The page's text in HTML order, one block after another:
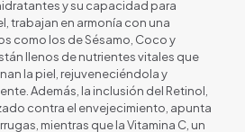
y su capacidad para
trabajan en armonía con una
como los de Sésamo, Coco y
llenos de nutrientes vitales que
la piel, rejuveneciéndola y
Además, la inclusión del Retinol,
contra el envejecimiento, apunta
mientras que la Vitamina C, un